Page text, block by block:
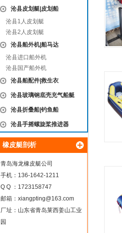
沧县皮划艇|皮划船
沧县1人皮划艇
沧县2人皮划艇
沧县船外机|船马达
沧县进口船外机
沧县国产船外机
沧县船配件|救生衣
沧县玻璃钢底壳充气船艇
沧县折叠船|钓鱼船
沧县手摇螺旋桨推进器
橡皮艇剖析
青岛海龙橡皮艇公司
手机：136-1642-1211
Q Q ：1723158747
邮箱： xiangpting@163.com
厂址：山东省青岛莱西姜山工业
园